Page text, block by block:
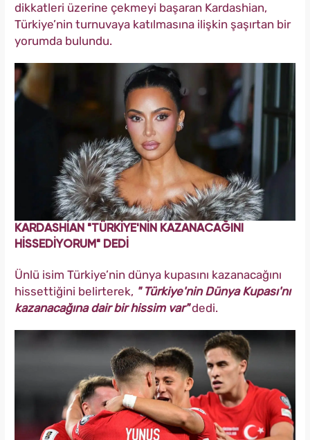
dikkatleri üzerine çekmeyi başaran Kardashian,
Türkiye’nin turnuvaya katılmasına ilişkin şaşırtan bir
yorumda bulundu.
KARDASHİAN "TÜRKİYE'NİN KAZANACAĞINI
HİSSEDİYORUM" DEDİ
Ünlü isim Türkiye’nin dünya kupasını kazanacağını
hissettiğini belirterek, " Türkiye'nin Dünya Kupası'nı
kazanacağına dair bir hissim var"dedi.